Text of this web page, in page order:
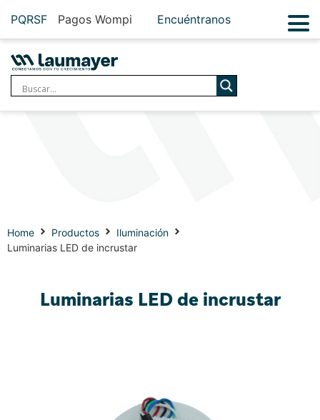
PQRSF Pagos Wompi Encuéntranos
Home Productos
Iluminación
Luminarias LED de incrustar
Luminarias LED de incrustar